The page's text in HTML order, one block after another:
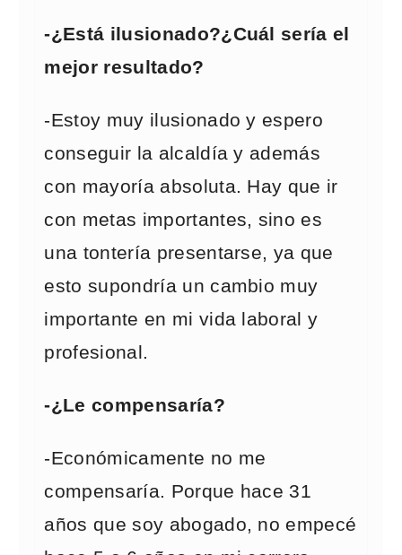
-¿Está ilusionado?¿Cuál sería el
mejor resultado?
-Estoy muy ilusionado y espero
conseguir la alcaldía y además
con mayoría absoluta. Hay que ir
con metas importantes, sino es
una tontería presentarse, ya que
esto supondría un cambio muy
importante en mi vida laboral y
profesional.
-¿Le compensaría?
-Económicamente no me
compensaría. Porque hace 31
años que soy abogado, no empecé